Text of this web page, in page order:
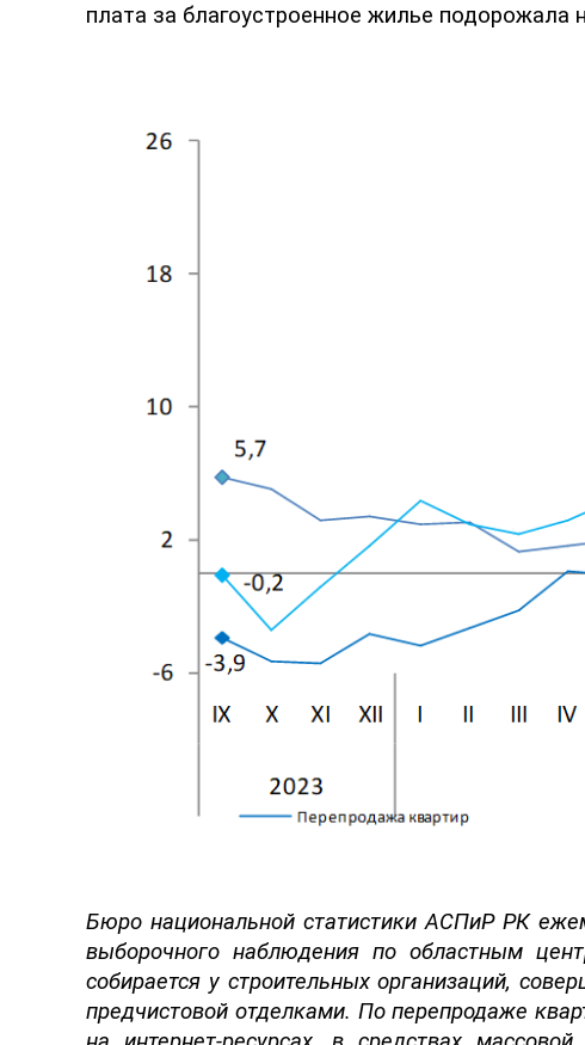
плата за благоустроенное жилье подорожала
Бюро национальной статистики АСПиР РК
выборочногонаблюдения пообластным
собирается у строительныхорганизаций,
предчистовой отделками. По перепродаже